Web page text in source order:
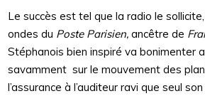
Le succès est tel que la radio le
ondes du Poste Parisien, ancêtre de
Stéphanois bien inspiré va bonimenter
savamment sur le mouvement des
l’assurance à l’auditeur ravi que seul